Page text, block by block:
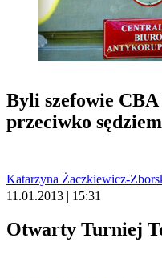
Byli szefowie
przeciwko
Katarzyna Żaczkiewicz-
11.01.2013 | 15:31
Otwarty Turniej